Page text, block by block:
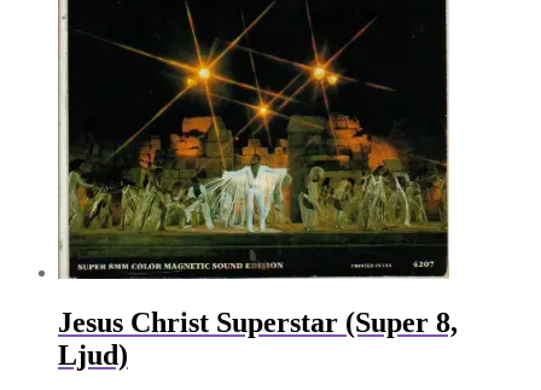
Jesus Christ Superstar (Super 8,
Ljud)